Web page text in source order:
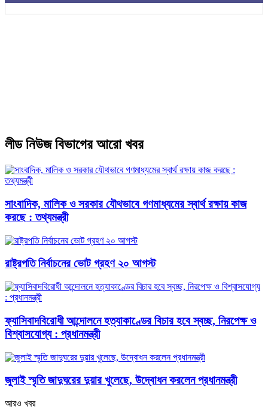
লীড নিউজ বিভাগের আরো খবর
সাংবাদিক, মালিক ও সরকার যৌথভাবে গণমাধ্যমের স্বার্থ রক্ষায় কাজ
করছে : তথ্যমন্ত্রী
রাষ্ট্রপতি নির্বাচনের ভোট গ্রহণ ২০ আগস্ট
ফ্যাসিবাদবিরোধী আন্দোলনে হত্যাকাণ্ডের বিচার হবে স্বচ্ছ, নিরপেক্ষ ও
বিশ্বাসযোগ্য : প্রধানমন্ত্রী
জুলাই স্মৃতি জাদুঘরের দুয়ার খুলেছে, উদ্বোধন করলেন প্রধানমন্ত্রী
আরও খবর